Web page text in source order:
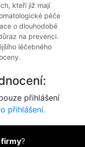
kteří již mají
péče
o dlouhodobé
na prevenci.
léčebného
přihlášení
přihlášení.
?